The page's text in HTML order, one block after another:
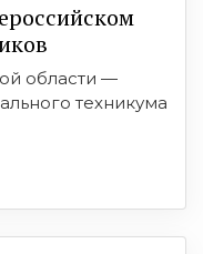
области —
техникума